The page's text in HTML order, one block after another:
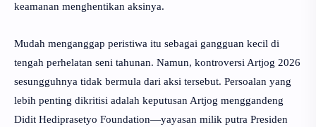
keamanan menghentikan aksinya.
Mudah menganggap peristiwa itu sebagai gangguan kecil di
tengah perhelatan seni tahunan. Namun, kontroversi Artjog 2026
sesungguhnya tidak bermula dari aksi tersebut. Persoalan yang
lebih penting dikritisi adalah keputusan Artjog menggandeng
Didit Hediprasetyo Foundation—yayasan milik putra Presiden